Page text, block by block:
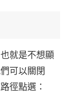
就是不想顯
可以關閉
徑點選：